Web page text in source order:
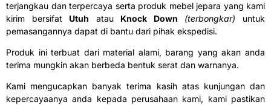
terjangkau dan terpercaya serta produk mebel jepara yang kami
kirim bersifat Utuh atau Knock Down (terbongkar) untuk
pemasangannya dapat di bantu dari pihak ekspedisi.
Produk ini terbuat dari material alami, barang yang akan anda
terima mungkin akan berbeda bentuk serat dan warnanya.
Kami mengucapkan banyak terima kasih atas kunjungan dan
kepercayaanya anda kepada perusahaan kami, kami pastikan